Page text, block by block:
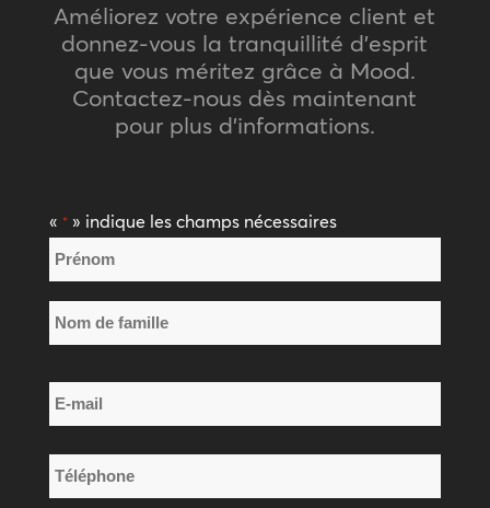
Améliorez votre expérience client et
donnez-vous la tranquillité d’esprit
que vous méritez grâce à Mood.
Contactez-nous dès maintenant
pour plus d’informations.
« *» indique les champs nécessaires
Nom
*
Prénom
de
E-
mail
*
Téléphone
*